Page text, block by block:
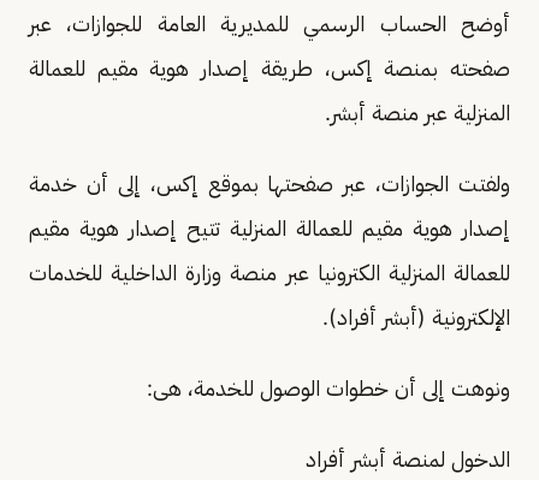
أوضح الحساب الرسمي للمديرية العامة للجوازات، عبر
صفحته بمنصة إكس، طريقة إصدار هوية مقيم للعمالة
المنزلية عبر منصة ‎أبشر.
ولفتت الجوازات، عبر صفحتها بموقع إكس، إلى أن خدمة
إصدار هوية مقيم للعمالة المنزلية تتيح إصدار هوية مقيم
للعمالة المنزلية الكترونيا عبر منصة وزارة الداخلية للخدمات
الإلكترونية (أبشر أفراد).
ونوهت إلى أن خطوات الوصول للخدمة، هى:
الدخول لمنصة أبشر أفراد